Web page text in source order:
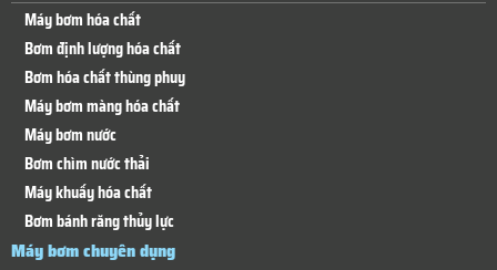
Máy bơm hóa chất
Bơm định lượng hóa chất
Bơm hóa chất thùng phuy
Máy bơm màng hóa chất
Máy bơm nước
Bơm chìm nước thải
Máy khuấy hóa chất
Bơm bánh răng thủy lực
Máy bơm chuyên dụng